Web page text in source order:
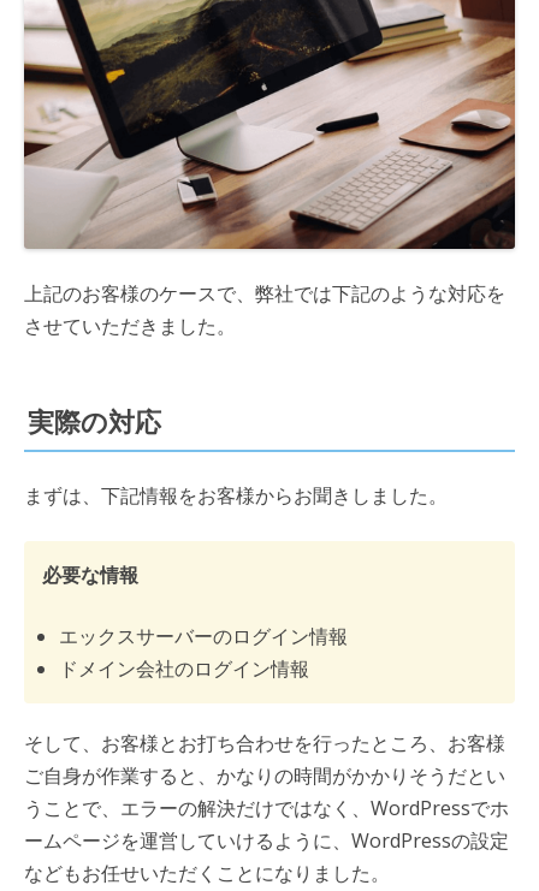
上記のお客様のケースで、弊社では下記のような対応を
させていただきました。
実際の対応
まずは、下記情報をお客様からお聞きしました。
必要な情報
エックスサーバーのログイン情報
ドメイン会社のログイン情報
そして、お客様とお打ち合わせを行ったところ、お客様
ご自身が作業すると、かなりの時間がかかりそうだとい
うことで、エラーの解決だけではなく、WordPressでホ
ームページを運営していけるように、WordPressの設定
などもお任せいただくことになりました。